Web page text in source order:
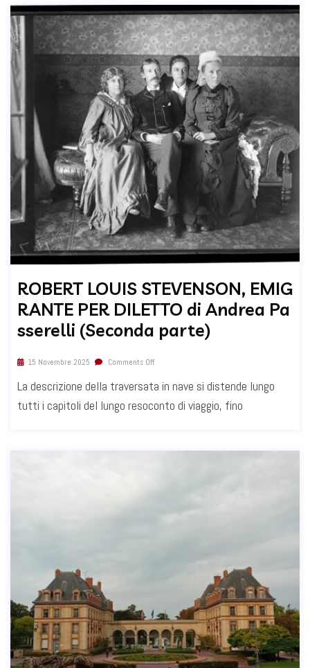
ROBERT LOUIS STEVENSON, EMIG
RANTE PER DILETTO di Andrea Pa
sserelli (Seconda parte)
15 Novembre 2025 Comments Off
La descrizione della traversata in nave si distende lungo
tutti i capitoli del lungo resoconto di viaggio, fino